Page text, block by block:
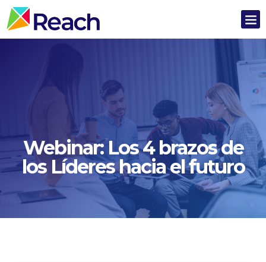
Webinar: Los 4 brazos de
los Líderes hacia el futuro